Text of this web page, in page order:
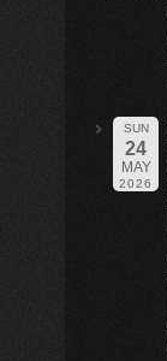
SUN
24
MAY
2026